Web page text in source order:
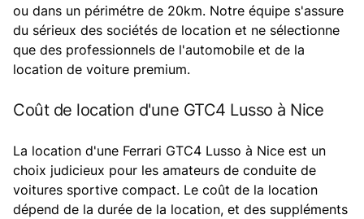
ou dans un périmétre de 20km. Notre équipe s'assure
du sérieux des sociétés de location et ne sélectionne
que des professionnels de l'automobile et de la
location de voiture premium.
Coût de location d'une GTC4 Lusso à Nice
La location d'une Ferrari GTC4 Lusso à Nice est un
choix judicieux pour les amateurs de conduite de
voitures sportive compact. Le coût de la location
dépend de la durée de la location, et des suppléments